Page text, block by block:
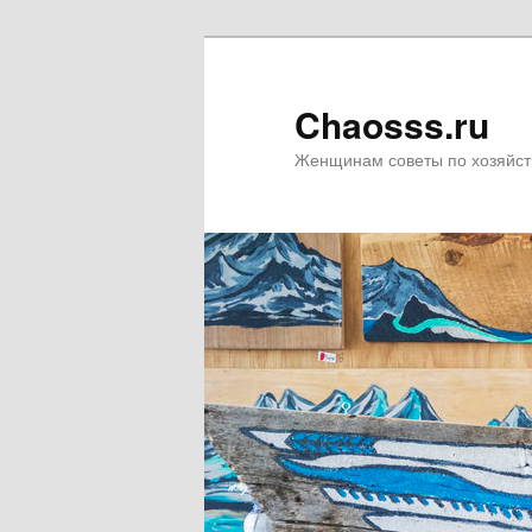
Chaosss.ru
Женщинам советы по